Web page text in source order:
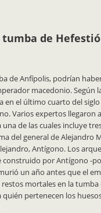
de
de Anfípolis, podrían
macedonio. Según
el último cuarto del siglo
Varios expertos llegaron
de las cuales incluye
del general de Alejandro
Antígono. Los
construido por Antígono -
un año antes que el
mortales en la tumba
pertenecen los